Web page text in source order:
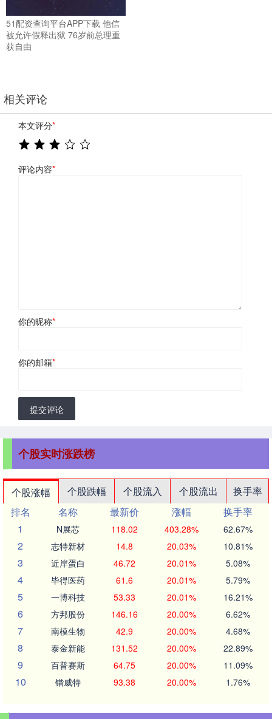
51配资查询平台APP下载 他信
被允许假释出狱 76岁前总理重
获自由
相关评论
本文评分*
评论内容*
你的昵称*
你的邮箱*
提交评论
个股实时涨跌榜
个股涨幅 个股跌幅 个股流入 个股流出
换手率
排名
名称 最新价 涨幅
换手率
1
N展芯 118.02 403.28% 62.67%
2 志特新材 14.8 20.03% 10.81%
3 近岸蛋白 46.72 20.01% 5.08%
4 毕得医药 61.6 20.01% 5.79%
5 一博科技 53.33 20.01% 16.21%
6 方邦股份 146.16 20.00% 6.62%
7 南模生物 42.9 20.00% 4.68%
8 泰金新能 131.52 20.00% 22.89%
9 百普赛斯 64.75 20.00% 11.09%
10 锴威特 93.38 20.00% 1.76%